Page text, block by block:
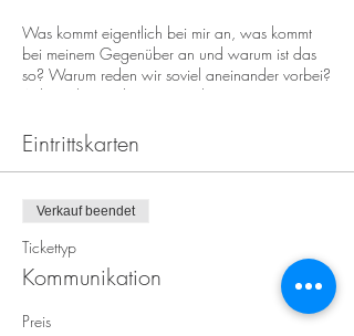
Was kommt eigentlich bei mir an, was kommt
bei meinem Gegenüber an und warum ist das
so? Warum reden wir soviel aneinander vorbei?
Achtsamkeit in der Kommunikation. Vom ICH
Eintrittskarten
Verkauf beendet
Tickettyp
Kommunikation
Preis